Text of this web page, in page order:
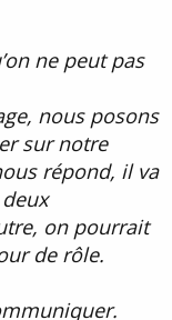
ne peut pas
nous posons
sur notre
répond, il va
on pourrait
de rôle.